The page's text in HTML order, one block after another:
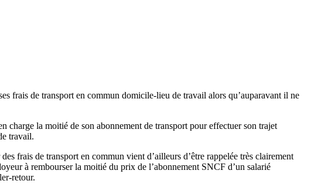
frais de transport en commun domicile-lieu de travail alors qu’auparavant il ne
charge la moitié de son abonnement de transport pour effectuer son trajet
travail.
frais de transport en commun vient d’ailleurs d’être rappelée très clairement
à rembourser la moitié du prix de l’abonnement SNCF d’un salarié
retour.